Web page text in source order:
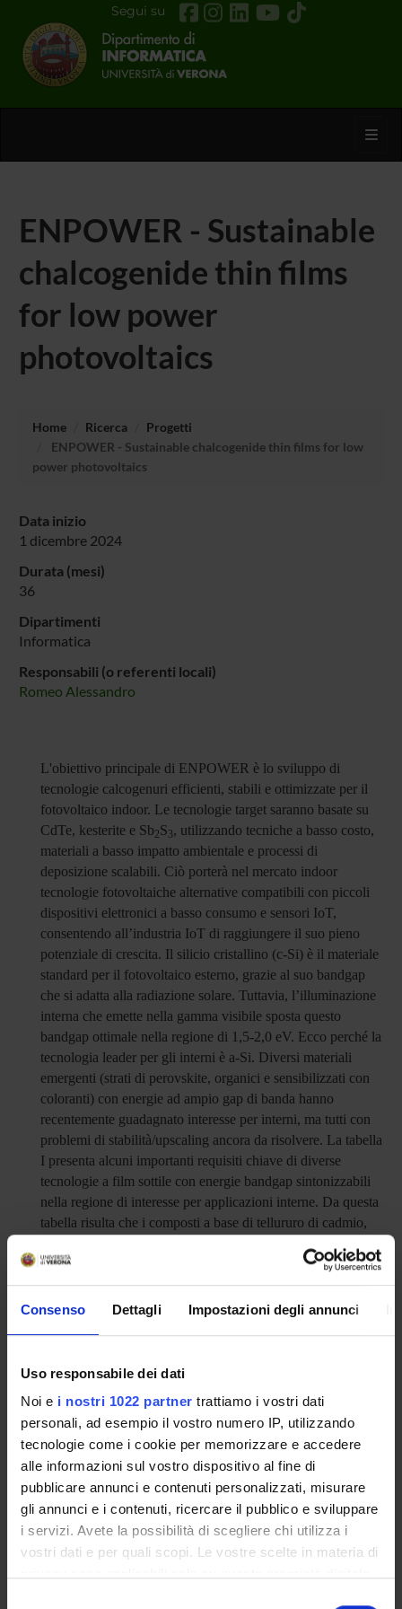
Consenso Dettagli Impostazioni degli annunci
Uso responsabile dei dati
Noi e i nostri 1022 partner trattiamo i vostri dati
personali, ad esempio il vostro numero IP, utilizzando
tecnologie come i cookie per memorizzare e accedere
alle informazioni sul vostro dispositivo al fine di
pubblicare annunci e contenuti personalizzati, misurare
gli annunci e i contenuti, ricercare il pubblico e sviluppare
i servizi. Avete la possibilità di scegliere chi utilizza i
vostri dati e per quali scopi. Le vostre scelte in materia di
Segui su
ENPOWER - Sustainable
chalcogenide thin films
for low power
photovoltaics
Home Ricerca
Progetti
ENPOWER - Sustainable chalcogenide thin films for low
power photovoltaics
Data inizio
1 dicembre 2024
Durata (mesi)
36
Dipartimenti
Informatica
Responsabili (o referenti locali)
Romeo Alessandro
L'obiettivo principale di ENPOWER è lo sviluppo di
tecnologie calcogenuri efficienti, stabili e ottimizzate per il
fotovoltaico indoor. Le tecnologie target saranno basate su
CdTe, kesterite e Sb2S3, utilizzando tecniche a basso costo,
materiali a basso impatto ambientale e processi di
deposizione scalabili. Ciò porterà nel mercato indoor
tecnologie fotovoltaiche alternative compatibili con piccoli
dispositivi elettronici a basso consumo e sensori IoT,
consentendo all’industria IoT di raggiungere il suo pieno
potenziale di crescita. Il silicio cristallino (c-Si) è il materiale
standard per il fotovoltaico esterno, grazie al suo bandgap
che si adatta alla radiazione solare. Tuttavia, l’illuminazione
interna che emette nella gamma visibile sposta questo
bandgap ottimale nella regione di 1,5-2,0 eV. Ecco perché la
tecnologia leader per gli interni è a-Si. Diversi materiali
emergenti (strati di perovskite, organici e sensibilizzati con
coloranti) con energie ad ampio gap di banda hanno
recentemente guadagnato interesse per interni, ma tutti con
problemi di stabilità/upscaling ancora da risolvere. La tabella
I presenta alcuni importanti requisiti chiave di diverse
tecnologie a film sottile con energie bandgap sintonizzabili
nella regione di interesse per applicazioni interne. Da questa
tabella risulta che i composti a base di tellururo di cadmio,
criteri (come a-Si), posizionandoli come candidati ideali per
il fotovoltaico indoor.
Finanziamento:assegnato e gestito dal Dipartimento
PARTECIPANTI AL PROGETTO
Mariyam Mukhtar